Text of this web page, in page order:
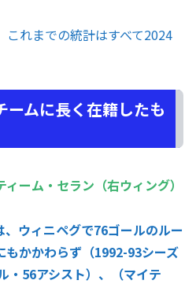
これまでの統計はすべて2024
ームに長く在籍したも
ーム・セラン（右ウィング）
、ウィニペグで76ゴールのルー
もかかわらず（1992-93シーズ
・56アシスト）、（マイテ